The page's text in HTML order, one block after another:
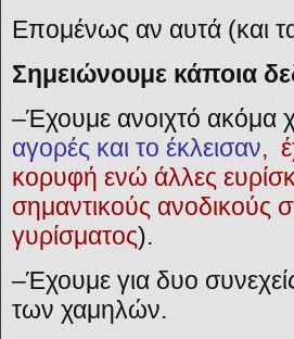
Επομένως αν αυτά (και
Σημειώνουμε κάποια
–Έχουμε ανοιχτό ακόμα
αγορές και το έκλεισαν,
κορυφή ενώ άλλες
σημαντικούς ανοδικούς
γυρίσματος).
–Έχουμε για δυο
των χαμηλών.